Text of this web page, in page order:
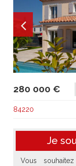
280 000 €
84220
Je
Vous